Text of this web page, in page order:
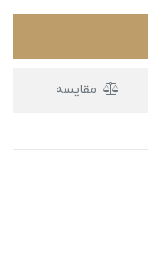
مقایسه